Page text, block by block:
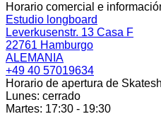
Horario comercial e
Estudio longboard
Leverkusenstr. 13 Casa F
22761 Hamburgo
ALEMANIA
+49 40 57019634
Horario de apertura de
Lunes: cerrado
Martes: 17:30 - 19:30